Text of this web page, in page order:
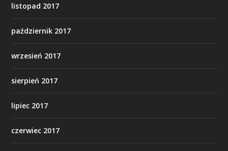
listopad 2017
październik 2017
wrzesień 2017
sierpień 2017
lipiec 2017
czerwiec 2017